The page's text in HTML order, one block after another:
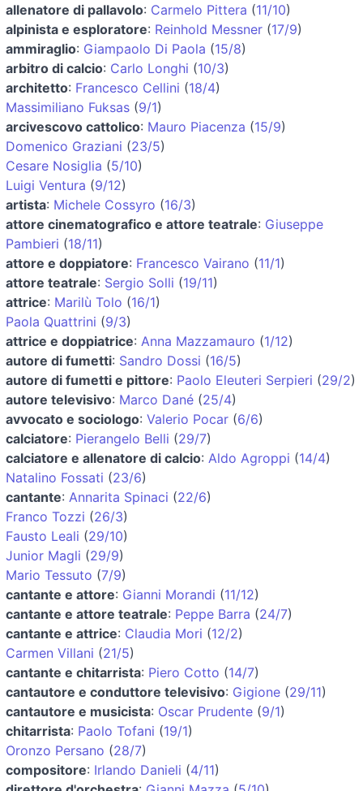
allenatore di pallavolo: Carmelo Pittera (11/10)
alpinista e esploratore: Reinhold Messner (17/9)
ammiraglio: Giampaolo Di Paola (15/8)
arbitro di calcio: Carlo Longhi (10/3)
architetto: Francesco Cellini (18/4)
Massimiliano Fuksas (9/1)
arcivescovo cattolico: Mauro Piacenza (15/9)
Domenico Graziani (23/5)
Cesare Nosiglia (5/10)
Luigi Ventura (9/12)
artista: Michele Cossyro (16/3)
attore cinematografico e attore teatrale: Giuseppe
Pambieri (18/11)
attore e doppiatore: Francesco Vairano (11/1)
attore teatrale: Sergio Solli (19/11)
attrice: Marilù Tolo (16/1)
Paola Quattrini (9/3)
attrice e doppiatrice: Anna Mazzamauro (1/12)
autore di fumetti: Sandro Dossi (16/5)
autore di fumetti e pittore: Paolo Eleuteri Serpieri (29/2)
autore televisivo: Marco Dané (25/4)
avvocato e sociologo: Valerio Pocar (6/6)
calciatore: Pierangelo Belli (29/7)
calciatore e allenatore di calcio: Aldo Agroppi (14/4)
Natalino Fossati (23/6)
cantante: Annarita Spinaci (22/6)
Franco Tozzi (26/3)
Fausto Leali (29/10)
Junior Magli (29/9)
Mario Tessuto (7/9)
cantante e attore: Gianni Morandi (11/12)
cantante e attore teatrale: Peppe Barra (24/7)
cantante e attrice: Claudia Mori (12/2)
Carmen Villani (21/5)
cantante e chitarrista: Piero Cotto (14/7)
cantautore e conduttore televisivo: Gigione (29/11)
cantautore e musicista: Oscar Prudente (9/1)
chitarrista: Paolo Tofani (19/1)
Oronzo Persano (28/7)
compositore: Irlando Danieli (4/11)